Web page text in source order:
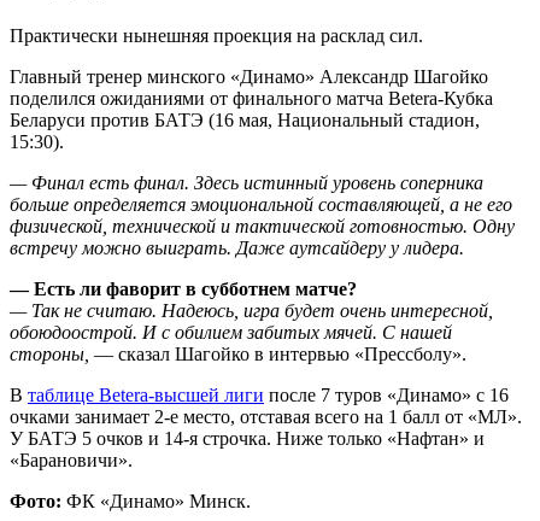
Практически нынешняя проекция на расклад сил.
Главный тренер минского «Динамо» Александр Шагойко
поделился ожиданиями от финального матча Betera-Кубка
Беларуси против БАТЭ (16 мая, Национальный стадион,
15:30).
— Финал есть финал. Здесь истинный уровень соперника
больше определяется эмоциональной составляющей, а не его
физической, технической и тактической готовностью. Одну
встречу можно выиграть. Даже аутсайдеру у лидера.
— Есть ли фаворит в субботнем матче?
— Так не считаю. Надеюсь, игра будет очень интересной,
обоюдоострой. И с обилием забитых мячей. С нашей
стороны, — сказал Шагойко в интервью «Прессболу».
В таблице Betera-высшей лиги после 7 туров «Динамо» с 16
очками занимает 2-е место, отставая всего на 1 балл от «МЛ».
У БАТЭ 5 очков и 14-я строчка. Ниже только «Нафтан» и
«Барановичи».
Фото: ФК «Динамо» Минск.